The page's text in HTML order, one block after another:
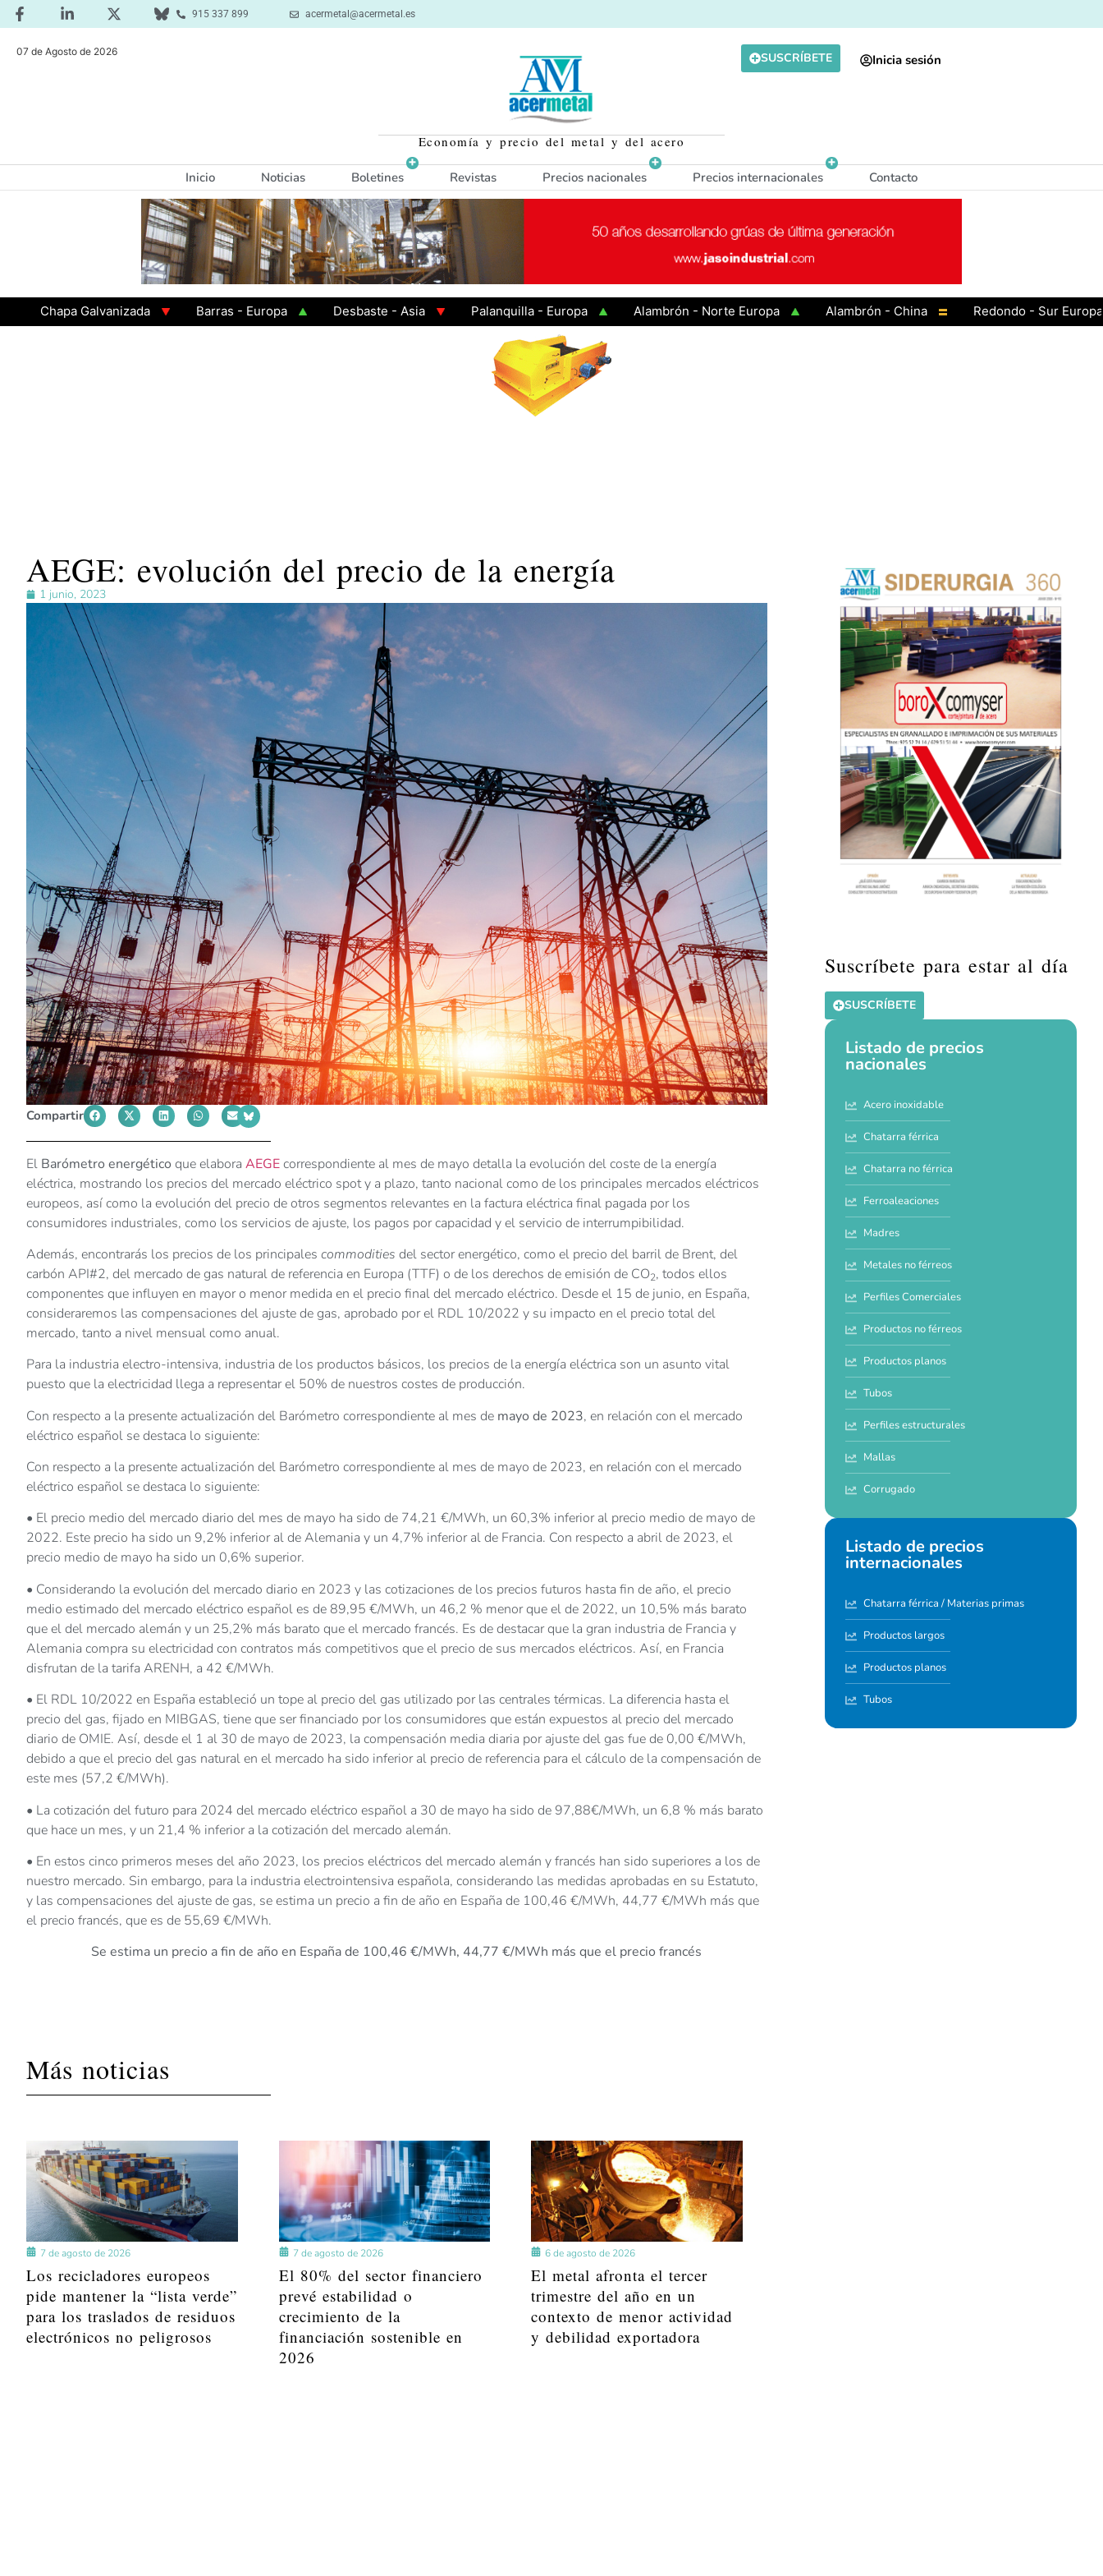
915 337 899 acermetal@acermetal.es
07 de Agosto de 2026
Economía y precio del metal y del acero
SUSCRÍBETE Inicia sesión
Inicio Noticias Boletines Revistas Precios nacionales Precios internacionales Contacto
Chapa Galvanizada Barras - Europa Desbaste - Asia Palanquilla - Europa Alambrón - Norte Europa Alambrón - China
Redondo - Sur Europa
AEGE: evolución del precio de la energía
1 junio, 2023
Compartir
El Barómetro energético que elabora AEGEcorrespondiente al mes de mayo detalla la evolución del coste de la energía
eléctrica, mostrando los precios del mercado eléctrico spot y a plazo, tanto nacional como de los principales mercados eléctricos
europeos, así como la evolución del precio de otros segmentos relevantes en la factura eléctrica final pagada por los
consumidores industriales, como los servicios de ajuste, los pagos por capacidad y el servicio de interrumpibilidad.
Además, encontrarás los precios de los principales commodities del sector energético, como el precio del barril de Brent, del
carbón API#2, del mercado de gas natural de referencia en Europa (TTF) o de los derechos de emisión de CO2, todos ellos
componentes que influyen en mayor o menor medida en el precio final del mercado eléctrico. Desde el 15 de junio, en España,
consideraremos las compensaciones del ajuste de gas, aprobado por el RDL 10/2022 y su impacto en el precio total del
mercado, tanto a nivel mensual como anual.
Para la industria electro-intensiva, industria de los productos básicos, los precios de la energía eléctrica son un asunto vital
puesto que la electricidad llega a representar el 50% de nuestros costes de producción.
Con respecto a la presente actualización del Barómetro correspondiente al mes de mayo de 2023, en relación con el mercado
eléctrico español se destaca lo siguiente:
Con respecto a la presente actualización del Barómetro correspondiente al mes de mayo de 2023, en relación con el mercado
eléctrico español se destaca lo siguiente:
• El precio medio del mercado diario del mes de mayo ha sido de 74,21 €/MWh, un 60,3% inferior al precio medio de mayo de
2022. Este precio ha sido un 9,2% inferior al de Alemania y un 4,7% inferior al de Francia. Con respecto a abril de 2023, el
precio medio de mayo ha sido un 0,6% superior.
• Considerando la evolución del mercado diario en 2023 y las cotizaciones de los precios futuros hasta fin de año, el precio
medio estimado del mercado eléctrico español es de 89,95 €/MWh, un 46,2 % menor que el de 2022, un 10,5% más barato
que el del mercado alemán y un 25,2% más barato que el mercado francés. Es de destacar que la gran industria de Francia y
Alemania compra su electricidad con contratos más competitivos que el precio de sus mercados eléctricos. Así, en Francia
disfrutan de la tarifa ARENH, a 42 €/MWh.
• El RDL 10/2022 en España estableció un tope al precio del gas utilizado por las centrales térmicas. La diferencia hasta el
precio del gas, fijado en MIBGAS, tiene que ser financiado por los consumidores que están expuestos al precio del mercado
diario de OMIE. Así, desde el 1 al 30 de mayo de 2023, la compensación media diaria por ajuste del gas fue de 0,00 €/MWh,
debido a que el precio del gas natural en el mercado ha sido inferior al precio de referencia para el cálculo de la compensación de
este mes (57,2 €/MWh).
• La cotización del futuro para 2024 del mercado eléctrico español a 30 de mayo ha sido de 97,88€/MWh, un 6,8 % más barato
que hace un mes, y un 21,4 % inferior a la cotización del mercado alemán.
• En estos cinco primeros meses del año 2023, los precios eléctricos del mercado alemán y francés han sido superiores a los de
nuestro mercado. Sin embargo, para la industria electrointensiva española, considerando las medidas aprobadas en su Estatuto,
y las compensaciones del ajuste de gas, se estima un precio a fin de año en España de 100,46 €/MWh, 44,77 €/MWh más que
el precio francés, que es de 55,69 €/MWh.
Se estima un precio a fin de año en España de 100,46 €/MWh, 44,77 €/MWh más que el precio francés
Más noticias
7 de agosto de 2026
Los recicladores europeos
pide mantener la “lista verde”
para los traslados de residuos
electrónicos no peligrosos
7 de agosto de 2026
El 80% del sector financiero
prevé estabilidad o
crecimiento de la
financiación sostenible en
2026
6 de agosto de 2026
El metal afronta el tercer
trimestre del año en un
contexto de menor actividad
y debilidad exportadora
Suscríbete para estar al día
SUSCRÍBETE
Listado de precios
nacionales
Acero inoxidable
Chatarra férrica
Chatarra no férrica
Ferroaleaciones
Madres
Metales no férreos
Perfiles Comerciales
Productos no férreos
Productos planos
Tubos
Perfiles estructurales
Mallas
Corrugado
Listado de precios
internacionales
Chatarra férrica / Materias primas
Productos largos
Productos planos
Tubos